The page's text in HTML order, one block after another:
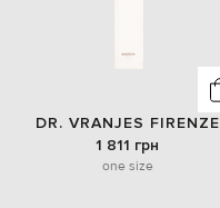
DR. VRANJES FIRENZE
1 811 грн
one size